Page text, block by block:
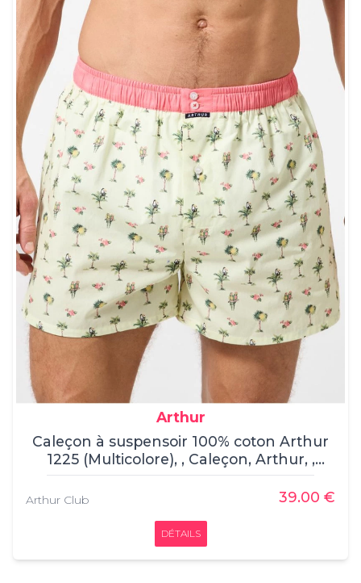
Arthur
Caleçon à suspensoir 100% coton Arthur
1225 (Multicolore), , Caleçon, Arthur, ,
100% coton
Arthur Club 39.00 €
DÉTAILS